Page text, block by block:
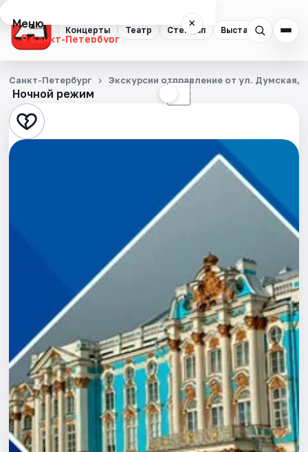
Концерты Театр Стендап Выставки
Меню ×
Санкт-Петербург
Концерты
Театр
Стендап
Города
Площадки
Артисты
Рейтинги
Ночной режим ☾
Санкт-Петербург Экскурсии отправление от ул. Думская,